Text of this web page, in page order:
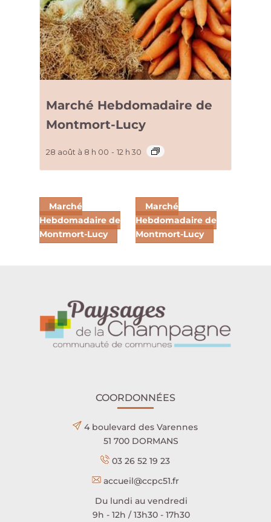
Marché Hebdomadaire de
Montmort-Lucy
28 août à 8 h 00 - 12 h 30
Marché
Hebdomadaire de
Montmort-Lucy
Marché
Hebdomadaire de
Montmort-Lucy
COORDONNÉES
4 boulevard des Varennes
51 700 DORMANS
03 26 52 19 23
accueil@ccpc51.fr
Du lundi au vendredi
9h - 12h / 13h30 - 17h30